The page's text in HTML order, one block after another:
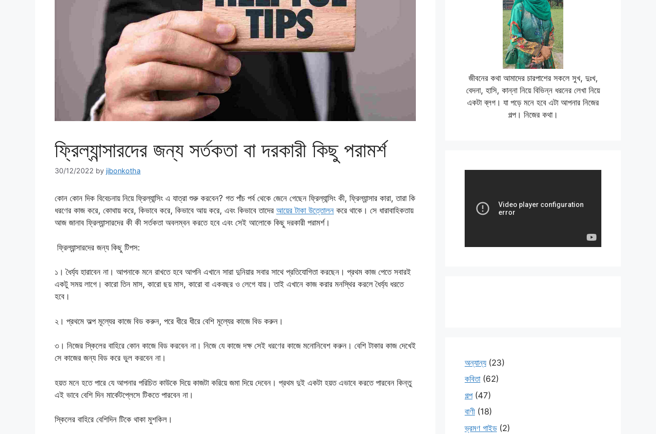
ফ্রিল্যান্সারদের জন্য সর্তকতা বা দরকারী কিছু পরামর্শ
30/12/2022 by jibonkotha
কোন কোন দিক বিবেচনায় নিয়ে ফ্রিল্যান্সিং এ যাত্রা শুরু করবেন? গত পাঁচ পর্ব থেকে জেনে গেছেন ফ্রিল্যান্সিং কী, ফ্রিল্যান্সার কারা, তারা কি
ধরণের কাজ করে, কোথায় করে, কিভাবে করে, কিভাবে আয় করে, এবং কিভাবে তাদের আয়ের টাকা উত্তোলন করে থাকে। সে ধারাবাহিকতায়
আজ জানাব ফ্রিল্যান্সারদের কী কী সর্তকতা অবলম্বন করতে হবে এবং সেই আলোকে কিছু দরকারী পরামর্শ।
ফ্রিল্যান্সারদের জন্য কিছু টিপস:
১। ধৈর্য্য হারাবেন না। আপনাকে মনে রাখতে হবে আপনি এখানে সারা দুনিয়ার সবার সাথে প্রতিযোগিতা করছেন। প্রথম কাজ পেতে সবারই
একটু সময় লাগে। কারো তিন মাস, কারো ছয় মাস, কারো বা একবছর ও লেগে যায়। তাই এখানে কাজ করার মনস্থির করলে ধৈর্য্য ধরতে
হবে।
২। প্রথমে অল্প মূল্যের কাজে বিড করুন, পরে ধীরে ধীরে বেশি মূল্যের কাজে বিড করুন।
৩। নিজের স্কিলের বাহিরে কোন কাজে বিড করবেন না। নিজে যে কাজে দক্ষ সেই ধরণের কাজে মনোনিবেশ করুন। বেশি টাকার কাজ দেখেই
সে কাজের জন্য বিড করে ভুল করবেন না।
হয়ত মনে হতে পারে যে আপনার পরিচিত কাউকে দিয়ে কাজটা করিয়ে জমা দিয়ে দেবেন। প্রথম দুই একটা হয়ত এভাবে করতে পারবেন কিন্তু
এই ভাবে বেশি দিন মার্কেটপ্লেসে টিকতে পারবেন না।
স্কিলের বাহিরে বেশিদিন টিকে থাকা মুশকিল।
জীবনের কথা আমাদের চারপাশের সকলে সুখ, দুঃখ,
বেদনা, হাসি, কান্না নিয়ে বিভিন্ন ধরনের লেখা নিয়ে
একটা ব্লগ। যা পড়ে মনে হবে এটা আপনার নিজের
গল্প। নিজের কথা।
অন্যান্য(23)
কবিতা(62)
গল্প(47)
বাণী (18)
ভ্রমণ গাইড (2)